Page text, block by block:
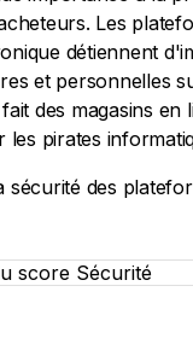
Les
détiennent
et personnelles
des magasins en
les pirates
sécurité des